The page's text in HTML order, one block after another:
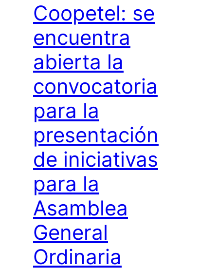
Coopetel: se
encuentra
abierta la
convocatoria
para la
presentación
de iniciativas
para la
Asamblea
General
Ordinaria